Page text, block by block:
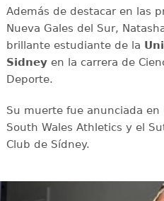
Además de destacar en las
Nueva Gales del Sur,
brillante estudiante de la
Sidneyen la carrera de
Deporte.
Su muerte fue anunciada
South Wales Athletics y el
Club de Sídney.